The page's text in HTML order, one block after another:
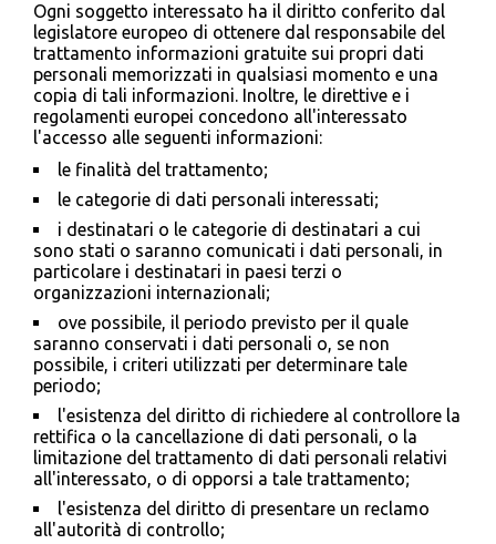
Ogni soggetto interessato ha il diritto conferito dal
legislatore europeo di ottenere dal responsabile del
trattamento informazioni gratuite sui propri dati
personali memorizzati in qualsiasi momento e una
copia di tali informazioni. Inoltre, le direttive e i
regolamenti europei concedono all'interessato
l'accesso alle seguenti informazioni:
le finalità del trattamento;
le categorie di dati personali interessati;
i destinatari o le categorie di destinatari a cui
sono stati o saranno comunicati i dati personali, in
particolare i destinatari in paesi terzi o
organizzazioni internazionali;
ove possibile, il periodo previsto per il quale
saranno conservati i dati personali o, se non
possibile, i criteri utilizzati per determinare tale
periodo;
l'esistenza del diritto di richiedere al controllore la
rettifica o la cancellazione di dati personali, o la
limitazione del trattamento di dati personali relativi
all'interessato, o di opporsi a tale trattamento;
l'esistenza del diritto di presentare un reclamo
all'autorità di controllo;